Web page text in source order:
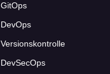
GitOps
DevOps
Versionskontrolle
DevSecOps